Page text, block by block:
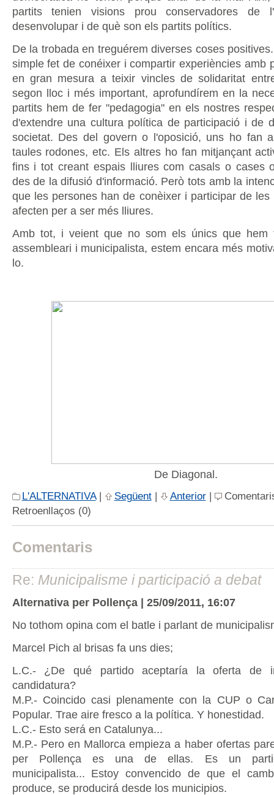
partits tenien visions prou conservadores de
desenvolupar i de què son els partits polítics.
De la trobada en treguérem diverses coses
simple fet de conéixer i compartir experiències amb
en gran mesura a teixir vincles de solidaritat
segon lloc i més important, aprofundírem en la
partits hem de fer "pedagogia" en els nostres
d'extendre una cultura política de participació i de
societat. Des del govern o l'oposició, uns ho fan
taules rodones, etc. Els altres ho fan mitjançant
fins i tot creant espais lliures com casals o cases
des de la difusió d'informació. Però tots amb la
que les persones han de conèixer i participar de
afecten per a ser més lliures.
Amb tot, i veient que no som els únics que hem
assembleari i municipalista, estem encara més
lo.
De Diagonal.
L'ALTERNATIVA| Següent| Anterior|
Retroenllaços (0)
Comentaris
Re: Municipalisme i participació a debat
Alternativa per Pollença | 25/09/2011, 16:07
No tothom opina com el batle i parlant de
Marcel Pich al brisas fa uns dies;
L.C.- ¿De qué partido aceptaría la oferta de
candidatura?
M.P.- Coincido casi plenamente con la CUP o
Popular. Trae aire fresco a la política. Y honestidad.
L.C.- Esto será en Catalunya...
M.P.- Pero en Mallorca empieza a haber ofertas
per Pollença es una de ellas. Es un
municipalista... Estoy convencido de que el
produce, se producirá desde los municipios.